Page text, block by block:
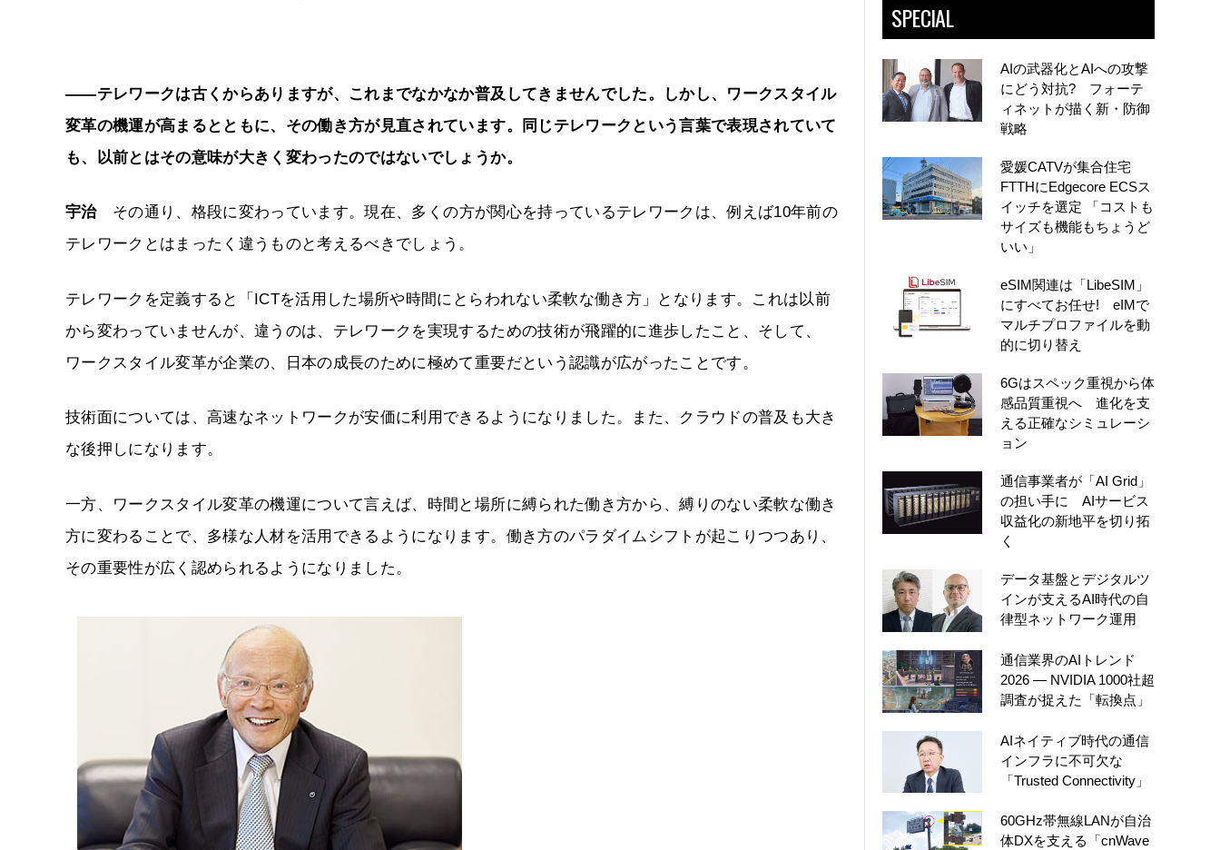
――テレワークは古くからありますが、これまでなかなか普及してきませんでした。しかし、ワークスタイル
変革の機運が高まるとともに、その働き方が見直されています。同じテレワークという言葉で表現されていて
も、以前とはその意味が大きく変わったのではないでしょうか。
宇治その通り、格段に変わっています。現在、多くの方が関心を持っているテレワークは、例えば10年前の
テレワークとはまったく違うものと考えるべきでしょう。
テレワークを定義すると「ICTを活用した場所や時間にとらわれない柔軟な働き方」となります。これは以前
から変わっていませんが、違うのは、テレワークを実現するための技術が飛躍的に進歩したこと、そして、
ワークスタイル変革が企業の、日本の成長のために極めて重要だという認識が広がったことです。
技術面については、高速なネットワークが安価に利用できるようになりました。また、クラウドの普及も大き
な後押しになります。
一方、ワークスタイル変革の機運について言えば、時間と場所に縛られた働き方から、縛りのない柔軟な働き
方に変わることで、多様な人材を活用できるようになります。働き方のパラダイムシフトが起こりつつあり、
その重要性が広く認められるようになりました。
SPECIAL
AIの武器化とAIへの攻撃
にどう対抗? フォーテ
ィネットが描く新・防御
戦略
愛媛CATVが集合住宅
FTTHにEdgecore ECSス
イッチを選定 「コストも
サイズも機能もちょうど
いい」
eSIM関連は「LibeSIM」
にすべてお任せ! eIMで
マルチプロファイルを動
的に切り替え
6Gはスペック重視から体
感品質重視へ 進化を支
える正確なシミュレーシ
ョン
通信事業者が「AI Grid」
の担い手に AIサービス
収益化の新地平を切り拓
く
データ基盤とデジタルツ
インが支えるAI時代の自
律型ネットワーク運用
通信業界のAIトレンド
2026 ― NVIDIA 1000社超
調査が捉えた「転換点」
AIネイティブ時代の通信
インフラに不可欠な
「Trusted Connectivity」
60GHz帯無線LANが自治
体DXを支える「cnWave